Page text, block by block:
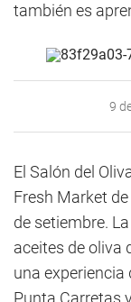
también es
9
El Salón del
Fresh Market
de setiembre.
aceites de oliva
una experiencia
Punta Carretas